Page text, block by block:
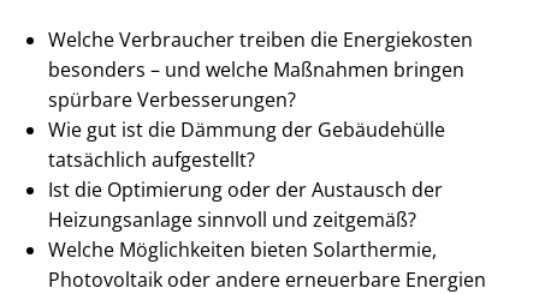
Welche Verbraucher treiben die Energiekosten
besonders – und welche Maßnahmen bringen
spürbare Verbesserungen?
Wie gut ist die Dämmung der Gebäudehülle
tatsächlich aufgestellt?
Ist die Optimierung oder der Austausch der
Heizungsanlage sinnvoll und zeitgemäß?
Welche Möglichkeiten bieten Solarthermie,
Photovoltaik oder andere erneuerbare Energien